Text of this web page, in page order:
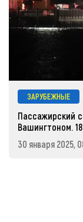
ЗАРУБЕЖНЫЕ
Пассажирский
Вашингтоном.
30 января 2025,